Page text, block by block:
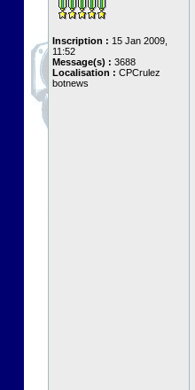
Inscription : 15 Jan 2009,
11:52
Message(s) : 3688
Localisation : CPCrulez
botnews